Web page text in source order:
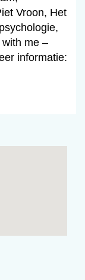
Vroon, Het
with me –
informatie: